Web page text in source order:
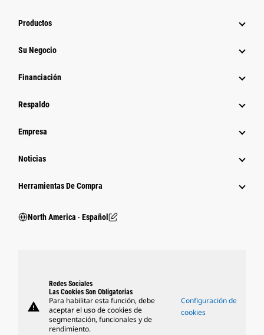
Productos
Su Negocio
Financiación
Respaldo
Empresa
Noticias
Herramientas De Compra
North America ‧ Español
warning
Redes Sociales
Las Cookies Son Obligatorias
Para habilitar esta función, debe
aceptar el uso de cookies de
segmentación, funcionales y de
rendimiento.
Configuración de
cookies